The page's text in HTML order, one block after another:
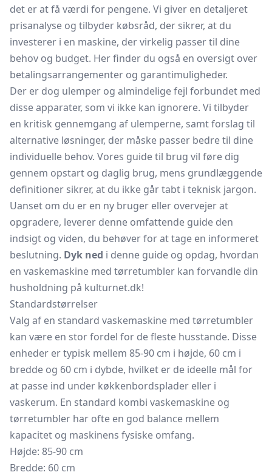
det er at få værdi for pengene. Vi giver en detaljeret
prisanalyse og tilbyder købsråd, der sikrer, at du
investerer i en maskine, der virkelig passer til dine
behov og budget. Her finder du også en oversigt over
betalingsarrangementer og garantimuligheder.
Der er dog ulemper og almindelige fejl forbundet med
disse apparater, som vi ikke kan ignorere. Vi tilbyder
en kritisk gennemgang af ulemperne, samt forslag til
alternative løsninger, der måske passer bedre til dine
individuelle behov. Vores guide til brug vil føre dig
gennem opstart og daglig brug, mens grundlæggende
definitioner sikrer, at du ikke går tabt i teknisk jargon.
Uanset om du er en ny bruger eller overvejer at
opgradere, leverer denne omfattende guide den
indsigt og viden, du behøver for at tage en informeret
beslutning. Dyk ned i denne guide og opdag, hvordan
en vaskemaskine med tørretumbler kan forvandle din
husholdning på kulturnet.dk!
Standardstørrelser
Valg af en standard vaskemaskine med tørretumbler
kan være en stor fordel for de fleste husstande. Disse
enheder er typisk mellem 85-90 cm i højde, 60 cm i
bredde og 60 cm i dybde, hvilket er de ideelle mål for
at passe ind under køkkenbordsplader eller i
vaskerum. En standard kombi vaskemaskine og
tørretumbler har ofte en god balance mellem
kapacitet og maskinens fysiske omfang.
Højde: 85-90 cm
Bredde: 60 cm